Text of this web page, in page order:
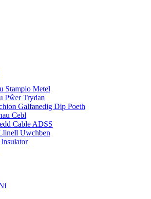
Stampio Metel
Pŵer Trydan
Galfanedig Dip Poeth
Cebl
Cable ADSS
Uwchben